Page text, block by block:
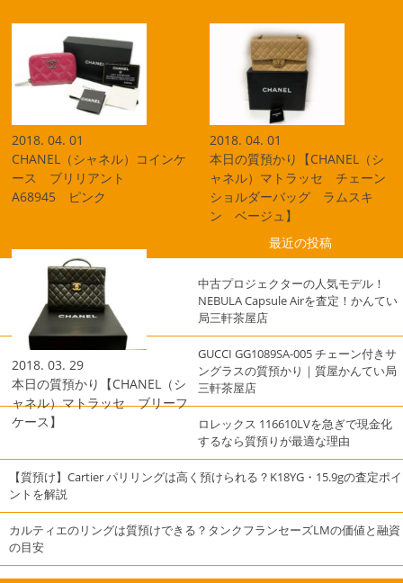
2018. 04. 01
CHANEL（シャネル）コインケ
ース ブリリアント
A68945 ピンク
2018. 04. 01
本日の質預かり【CHANEL（シ
ャネル）マトラッセ チェーン
ショルダーバッグ ラムスキ
ン ベージュ】
2018. 03. 29
本日の質預かり【CHANEL（シ
ャネル）マトラッセ ブリーフ
ケース】
最近の投稿
中古プロジェクターの人気モデル！
NEBULA Capsule Airを査定！かんてい
局三軒茶屋店
GUCCI GG1089SA-005 チェーン付きサ
ングラスの質預かり｜質屋かんてい局
三軒茶屋店
ロレックス 116610LVを急ぎで現金化
するなら質預りが最適な理由
【質預け】Cartier パリリングは高く預けられる？K18YG・15.9gの査定ポイ
ントを解説
カルティエのリングは質預けできる？タンクフランセーズLMの価値と融資
の目安